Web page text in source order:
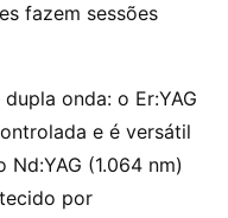
fazem sessões
onda: o Er:YAG
e é versátil
(1.064 nm)
por